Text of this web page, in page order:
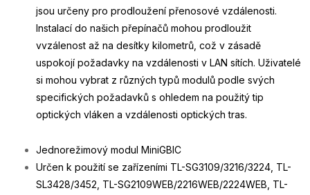
jsou určeny pro prodloužení přenosové vzdálenosti.
Instalací do našich přepínačů mohou prodloužit
vvzálenost až na desítky kilometrů, což v zásadě
uspokojí požadavky na vzdálenosti v LAN sítích. Uživatelé
si mohou vybrat z různých typů modulů podle svých
specifických požadavků s ohledem na použitý tip
optických vláken a vzdálenosti optických tras.
Jednorežimový modul MiniGBIC
Určen k použití se zařízeními TL-SG3109/3216/3224, TL-
SL3428/3452, TL-SG2109WEB/2216WEB/2224WEB, TL-